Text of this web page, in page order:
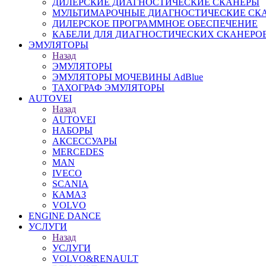
ДИЛЕРСКИЕ ДИАГНОСТИЧЕСКИЕ СКАНЕРЫ
МУЛЬТИМАРОЧНЫЕ ДИАГНОСТИЧЕСКИЕ
ДИЛЕРСКОЕ ПРОГРАММНОЕ ОБЕСПЕЧЕНИЕ
КАБЕЛИ ДЛЯ ДИАГНОСТИЧЕСКИХ
ЭМУЛЯТОРЫ
Назад
ЭМУЛЯТОРЫ
ЭМУЛЯТОРЫ МОЧЕВИНЫ АdBlue
ТАХОГРАФ ЭМУЛЯТОРЫ
AUTOVEI
Назад
AUTOVEI
НАБОРЫ
АКСЕССУАРЫ
MERCEDES
MAN
IVECO
SCANIA
КАМАЗ
VOLVO
ENGINE DANCE
УСЛУГИ
Назад
УСЛУГИ
VOLVO&RENAULT